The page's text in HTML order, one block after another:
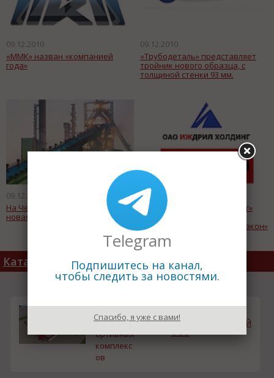
09.12.2010
«ММК» назван «компанией
года»
09.12.2010
«Трубодеталь» представляет
тройник нового образца, с
толщиной стенки 93 мм.
09.12.2010
На ЧерМК введена в строй
новая установка
09.12.2010
Компания «Иждрил Холдинг»
купила завод
металлоконструкций «Метакон»
Каталог товаров
проектир
ование сп
ортивных
комплекс
ов
СПЕЦМОНТАЖСТРОЙ
ООО
Telegram
Подпишитесь на канал,
чтобы следить за новостями.
Спасибо, я уже с вами!